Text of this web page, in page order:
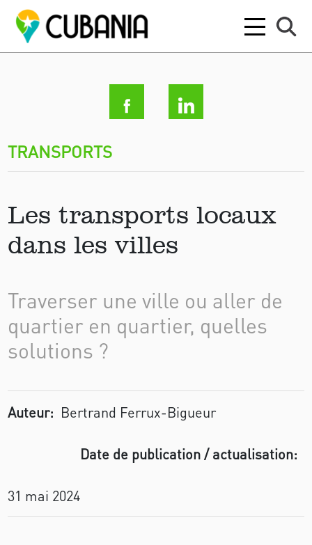
TRANSPORTS
Les transports locaux
dans les villes
Traverser une ville ou aller de
quartier en quartier, quelles
solutions ?
Auteur: Bertrand Ferrux-Bigueur
Date de publication / actualisation:
31 mai 2024